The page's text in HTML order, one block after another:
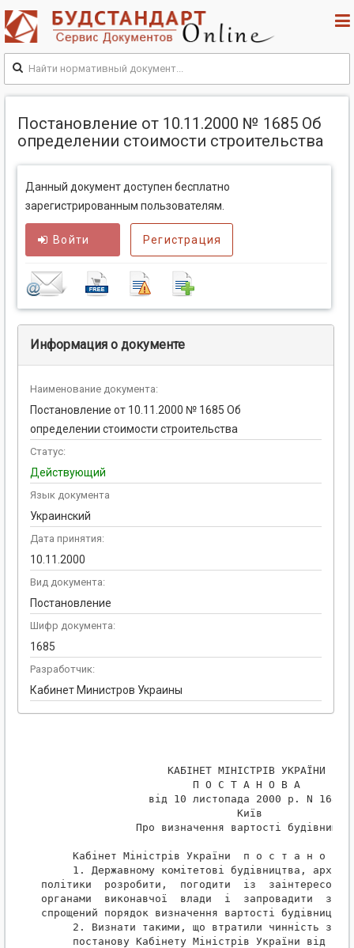
Постановление от 10.11.2000 № 1685 Об
определении стоимости строительства
Данный документ доступен бесплатно
зарегистрированным пользователям.
Войти Регистрация
Информация о документе
Наименование документа:
Постановление от 10.11.2000 № 1685 Об
определении стоимости строительства
Статус:
Действующий
Язык документа
Украинский
Дата принятия:
10.11.2000
Вид документа:
Постановление
Шифр документа:
1685
Разработчик:
Кабинет Министров Украины
                    КАБІНЕТ МІНІСТРІВ УКРАЇНИ
                        П О С Т А Н О В А
                 від 10 листопада 2000 р. N 1685
                               Київ
Про визначення вартості
Кабінет Міністрів України  п о с т а н о в л
1. Державному комітетові будівництва,
політики  розробити,  погодити  із
органами  виконавчої  влади  і  запровадити  з
спрощений порядок визначення вартості
2. Визнати такими, що втратили чинність з 1
постанову Кабінету Міністрів України від  3